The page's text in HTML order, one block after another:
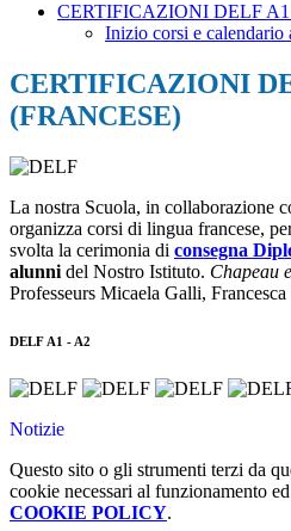
CERTIFICAZIONI DELF
Inizio corsi e calendario
CERTIFICAZIONI
(FRANCESE)
La nostra Scuola, in collaborazione
organizza corsi di lingua francese,
svolta la cerimonia di consegna
alunni del Nostro Istituto. Chapeau
Professeurs Micaela Galli,
DELF A1 - A2
Notizie
Questo sito o gli strumenti terzi da
cookie necessari al funzionamento
COOKIE POLICY.